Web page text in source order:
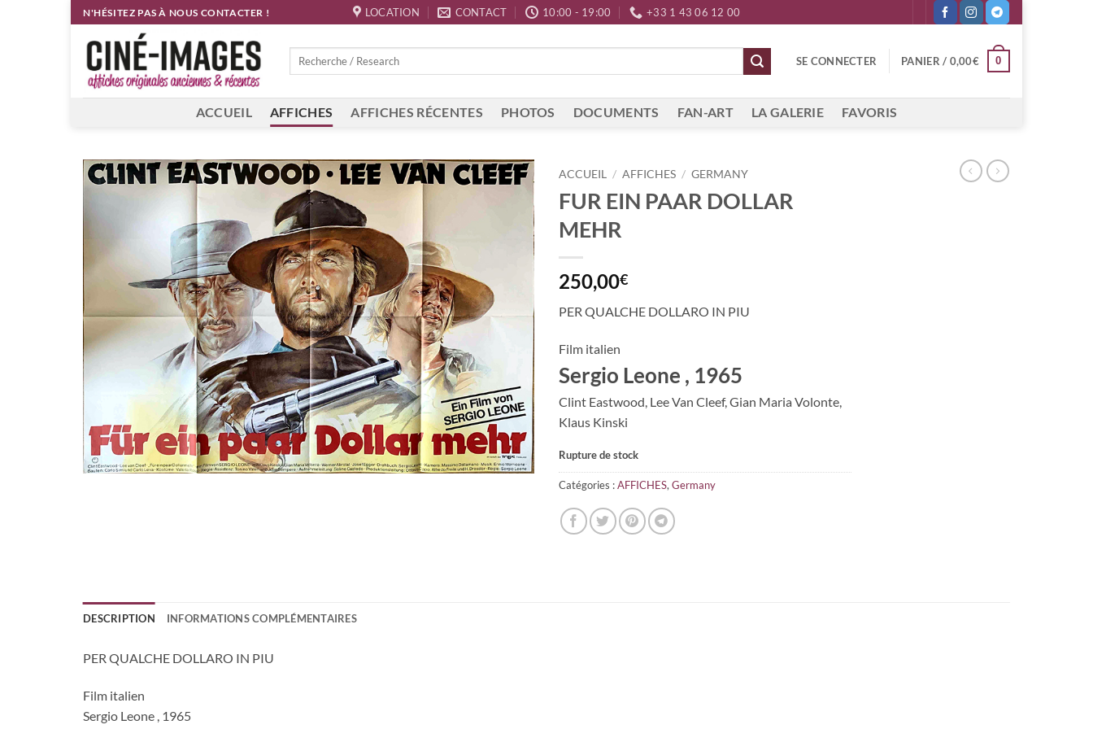
Passer
au
contenu
N'HÉSITEZ PAS À NOUS CONTACTER ! LOCATION CONTACT 10:00 - 19:00 +33 1 43 06 12 00
Recherche
SE CONNECTER PANIER / 0,00€ 0
ACCUEIL AFFICHES AFFICHES RÉCENTES PHOTOS DOCUMENTS FAN-ART LA GALERIE FAVORIS
ACCUEIL / AFFICHES / GERMANY
FUR EIN PAAR DOLLAR
MEHR
250,00€
PER QUALCHE DOLLARO IN PIU
Film italien
Sergio Leone , 1965
Clint Eastwood, Lee Van Cleef, Gian Maria Volonte,
Klaus Kinski
Rupture de stock
Catégories :AFFICHES, Germany
DESCRIPTION INFORMATIONS COMPLÉMENTAIRES
PER QUALCHE DOLLARO IN PIU
Film italien
Sergio Leone , 1965